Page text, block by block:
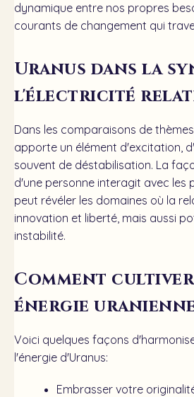
dynamique entre nos propres
courants de changement qui
Uranus dans la
l'électricité
Dans les comparaisons de
apporte un élément d'excitation,
souvent de déstabilisation. La
d'une personne interagit avec les
peut révéler les domaines où la
innovation et liberté, mais aussi
instabilité.
Comment
énergie
Voici quelques façons
l'énergie d'Uranus:
Embrasser votre